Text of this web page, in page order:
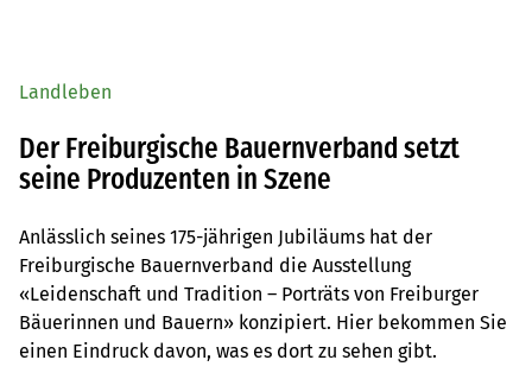
Landleben
Der Freiburgische Bauernverband setzt
seine Produzenten in Szene
Anlässlich seines 175-jährigen Jubiläums hat der
Freiburgische Bauernverband die Ausstellung
«Leidenschaft und Tradition – Porträts von Freiburger
Bäuerinnen und Bauern» konzipiert. Hier bekommen Sie
einen Eindruck davon, was es dort zu sehen gibt.